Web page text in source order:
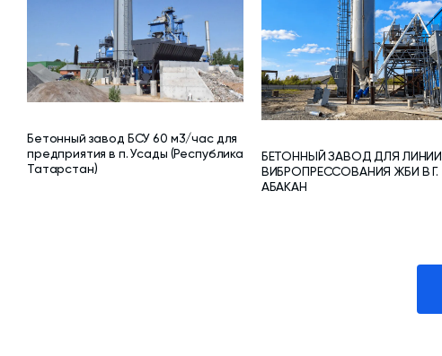
Бетонный завод БСУ 60 м3/час для
предприятия в п. Усады (Республика
Татарстан)
БЕТОННЫЙ ЗАВОД ДЛЯ ЛИНИИ
ВИБРОПРЕССОВАНИЯ ЖБИ В Г.
АБАКАН